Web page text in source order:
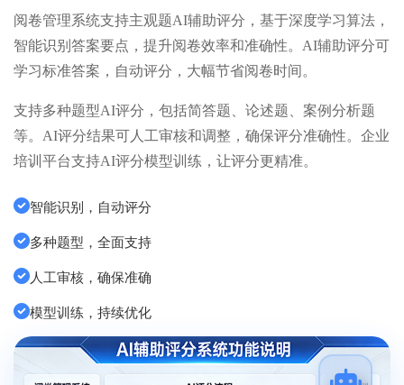
阅卷管理系统支持主观题AI辅助评分，基于深度学习算法，
智能识别答案要点，提升阅卷效率和准确性。AI辅助评分可
学习标准答案，自动评分，大幅节省阅卷时间。
支持多种题型AI评分，包括简答题、论述题、案例分析题
等。AI评分结果可人工审核和调整，确保评分准确性。企业
培训平台支持AI评分模型训练，让评分更精准。
智能识别，自动评分
多种题型，全面支持
人工审核，确保准确
模型训练，持续优化